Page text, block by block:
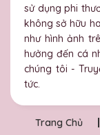
sử dụng phi
không sở hữu
như hình ảnh
hưởng đến cá
chúng tôi -
tức.
Trang Chủ